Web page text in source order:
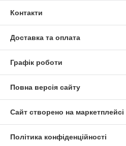
Контакти
Доставка та оплата
Графік роботи
Повна версія сайту
Сайт створено на маркетплейсі
Політика конфіденційності